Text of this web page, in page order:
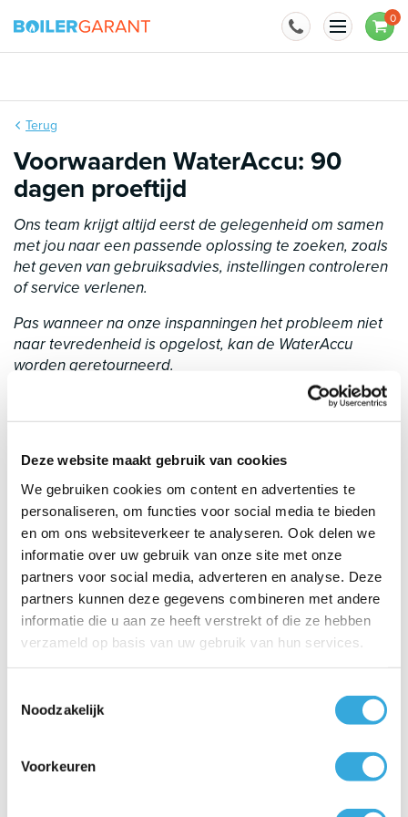
Deze website maakt gebruik van cookies
We gebruiken cookies om content en advertenties te
personaliseren, om functies voor social media te bieden
en om ons websiteverkeer te analyseren. Ook delen we
informatie over uw gebruik van onze site met onze
partners voor social media, adverteren en analyse. Deze
partners kunnen deze gegevens combineren met andere
informatie die u aan ze heeft verstrekt of die ze hebben
verzameld op basis van uw gebruik van hun services.
Noodzakelijk
Voorkeuren
0
Installatie mogelijk
Terug
Voorwaarden WaterAccu: 90
dagen proeftijd
Ons team krijgt altijd eerst de gelegenheid om samen
met jou naar een passende oplossing te zoeken, zoals
het geven van gebruiksadvies, instellingen controleren
of service verlenen.
Pas wanneer na onze inspanningen het probleem niet
naar tevredenheid is opgelost, kan de WaterAccu
worden geretourneerd.
Het product dient in goede staat en compleet (inclusief
toebehoren) retour gestuurd te worden.
Eventuele schade door onjuist gebruik of eigen
aanpassingen valt niet onder het proefgebruik.
Na een geldige retourzending ontvang je het volledige
aankoopbedrag terug.
Deze actie geldt alleen voor de WaterAccu 100, 120 en
150 liter.
Deze actie is van toepassing bij aankoop vanaf 8-9-
2025